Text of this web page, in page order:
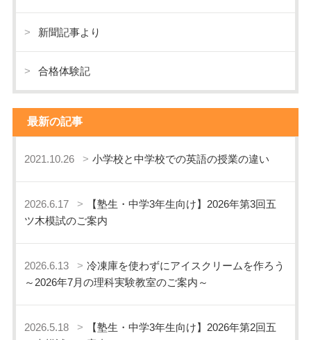
新聞記事より
合格体験記
最新の記事
2021.10.26 小学校と中学校での英語の授業の違い
2026.6.17
【塾生・中学3年生向け】2026年第3回五
ツ木模試のご案内
2026.6.13
冷凍庫を使わずにアイスクリームを作ろう
～2026年7月の理科実験教室のご案内～
2026.5.18
【塾生・中学3年生向け】2026年第2回五